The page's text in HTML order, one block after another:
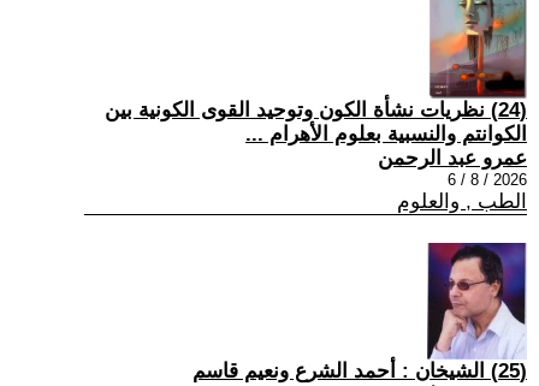
(24) نظريات نشأة الكون وتوحيد القوى الكونية بين
الكوانتم والنسبية بعلوم الأهرام ...
عمرو عبد الرحمن
2026 / 8 / 6
الطب , والعلوم
(25) الشيخان : أحمد الشرع ونعيم قاسم